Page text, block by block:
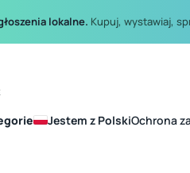
lokalne. Kupuj, wystawiaj,
Jestem z PolskiOchrona